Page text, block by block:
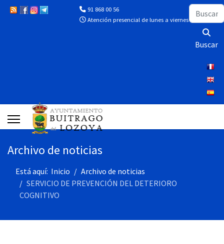
91 868 00 56
Atención presencial de lunes a viernes de 10:00 a
Buscar
Buscar
Archivo de noticias
Está aquí: Inicio
Archivo de noticias
SERVICIO DE PREVENCIÓN DEL DETERIORO
COGNITIVO